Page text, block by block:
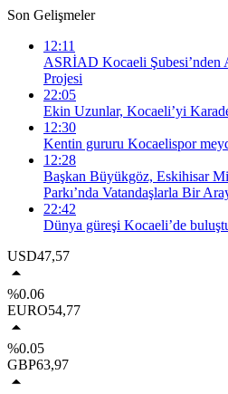
Son Gelişmeler
12:11
ASRİAD Kocaeli Şubesi’nden
Projesi
22:05
Ekin Uzunlar, Kocaeli’yi
12:30
Kentin gururu Kocaelispor
12:28
Başkan Büyükgöz, Eskihisar
Parkı’nda Vatandaşlarla Bir
22:42
Dünya güreşi Kocaeli’de
USD47,57
%0.06
EURO54,77
%0.05
GBP63,97